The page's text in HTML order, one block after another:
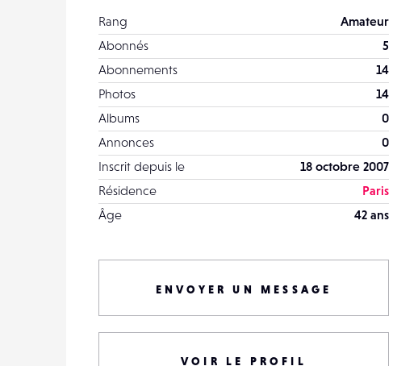
Rang
Amateur
Abonnés
5
Abonnements
14
Photos
14
Albums
0
Annonces
0
Inscrit depuis le
18 octobre 2007
Résidence
Paris
Âge
42 ans
ENVOYER UN MESSAGE
VOIR LE PROFIL